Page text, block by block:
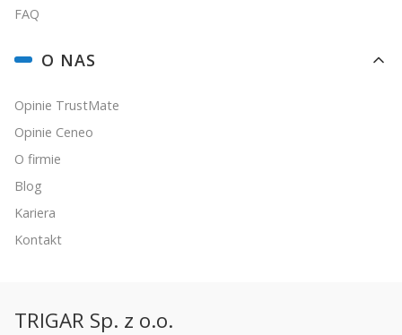
FAQ
O NAS
Opinie TrustMate
Opinie Ceneo
O firmie
Blog
Kariera
Kontakt
TRIGAR Sp. z o.o.